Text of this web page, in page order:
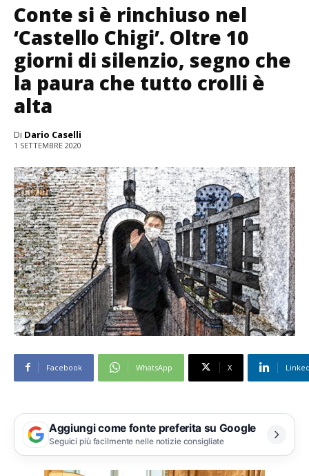
Conte si è rinchiuso nel
‘Castello Chigi’. Oltre 10
giorni di silenzio, segno che
la paura che tutto crolli è
alta
Di Dario Caselli
1 SETTEMBRE 2020
Facebook WhatsApp X
Aggiungi come fonte preferita su Google
Seguici più facilmente nelle notizie consigliate